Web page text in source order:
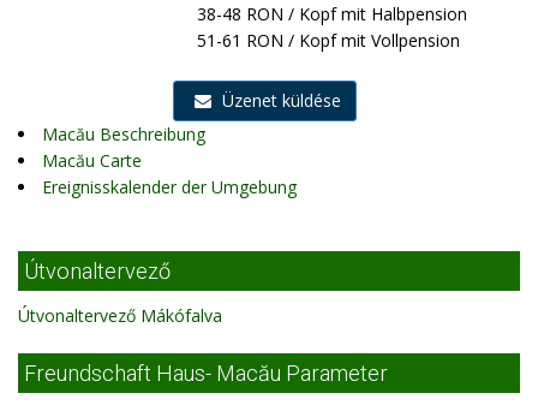
38-48 RON / Kopf mit Halbpension
51-61 RON / Kopf mit Vollpension
Üzenet küldése
Macău Beschreibung
Macău Carte
Ereignisskalender der Umgebung
Útvonaltervező
Útvonaltervező Mákófalva
Freundschaft Haus- Macău Parameter